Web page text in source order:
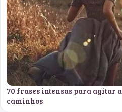
70 frases intensas para agitar
caminhos